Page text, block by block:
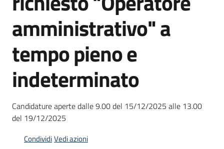
te
Seguici
su
amministrativo" a
tempo pieno e
indeterminato
Candidature aperte dalle 9.00 del 15/12/2025 alle 13.00
del 19/12/2025
CondividiVedi azioni